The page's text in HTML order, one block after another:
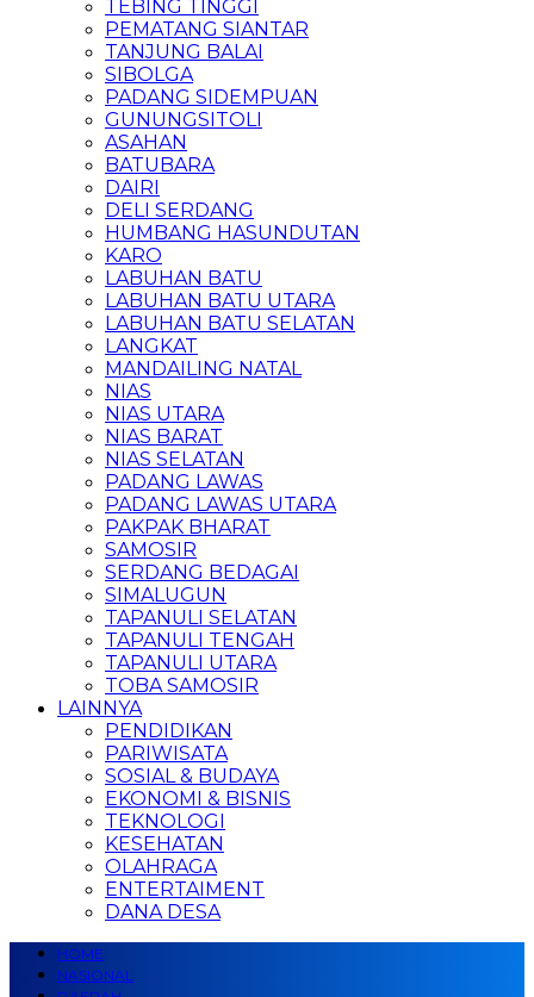
TEBING TINGGI
PEMATANG SIANTAR
TANJUNG BALAI
SIBOLGA
PADANG SIDEMPUAN
GUNUNGSITOLI
ASAHAN
BATUBARA
DAIRI
DELI SERDANG
HUMBANG HASUNDUTAN
KARO
LABUHAN BATU
LABUHAN BATU UTARA
LABUHAN BATU SELATAN
LANGKAT
MANDAILING NATAL
NIAS
NIAS UTARA
NIAS BARAT
NIAS SELATAN
PADANG LAWAS
PADANG LAWAS UTARA
PAKPAK BHARAT
SAMOSIR
SERDANG BEDAGAI
SIMALUGUN
TAPANULI SELATAN
TAPANULI TENGAH
TAPANULI UTARA
TOBA SAMOSIR
LAINNYA
PENDIDIKAN
PARIWISATA
SOSIAL & BUDAYA
EKONOMI & BISNIS
TEKNOLOGI
KESEHATAN
OLAHRAGA
ENTERTAIMENT
DANA DESA
HOME
NASIONAL